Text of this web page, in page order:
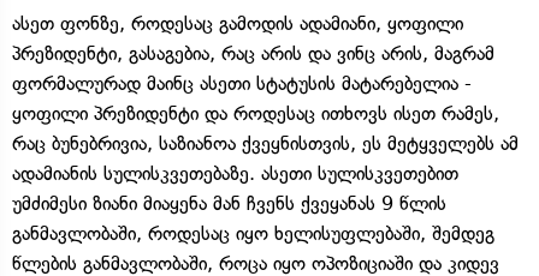
ასეთ ფონზე, როდესაც გამოდის ადამიანი, ყოფილი
პრეზიდენტი, გასაგებია, რაც არის და ვინც არის, მაგრამ
ფორმალურად მაინც ასეთი სტატუსის მატარებელია -
ყოფილი პრეზიდენტი და როდესაც ითხოვს ისეთ რამეს,
რაც ბუნებრივია, საზიანოა ქვეყნისთვის, ეს მეტყველებს ამ
ადამიანის სულისკვეთებაზე. ასეთი სულისკვეთებით
უმძიმესი ზიანი მიაყენა მან ჩვენს ქვეყანას 9 წლის
განმავლობაში, როდესაც იყო ხელისუფლებაში, შემდეგ
წლების განმავლობაში, როცა იყო ოპოზიციაში და კიდევ